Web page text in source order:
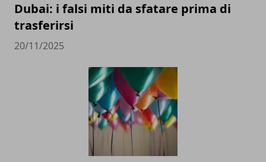
Dubai: i falsi miti da sfatare prima di
trasferirsi
20/11/2025